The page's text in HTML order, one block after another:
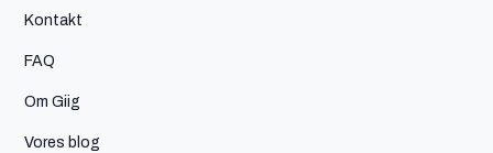
Kontakt
FAQ
Om Giig
Vores blog